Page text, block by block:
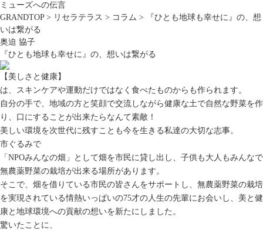
ミューズへの伝言
GRANDTOP> リセラテラス > コラム >
『ひとも地球も幸せに』の、想
いは繋がる
奥迫 協子
『ひとも地球も幸せに』の、想いは繋がる
【美しさと健康】
は、スキンケアや運動だけではなく食べたものからも作られます。
自分の手で、地域の方と笑顔で交流しながら健康な土で自然な野菜を作
り、口にすることが出来たらなんて素敵！
美しい環境を次世代に残すことも今を生きる私達の大切な志事。
市ぐるみで
「NPOみんなの畑」として畑を市民に貸し出し、子供も大人もみんなで
無農薬野菜の栽培が出来る場所があります。
そこで、畑を借りている市民の皆さんをサポートし、無農薬野菜の栽培
を実現されている情熱いっぱいの75才の人生の先輩にお会いし、美と健
康と地球環境への貢献の想いを新たにしました。
驚いたことに、